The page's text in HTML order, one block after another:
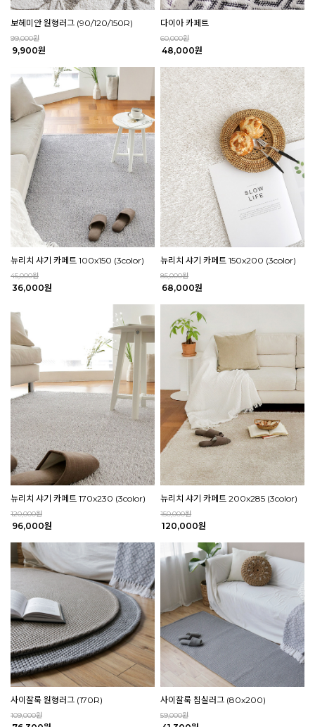
보헤미안 원형러그 (90/120/150R)
99,000원
9,900원
다이아 카페트
60,000원
48,000원
뉴리치 샤기 카페트 100x150 (3color)
45,000원
36,000원
뉴리치 샤기 카페트 150x200 (3color)
85,000원
68,000원
뉴리치 샤기 카페트 170x230 (3color)
120,000원
96,000원
뉴리치 샤기 카페트 200x285 (3color)
150,000원
120,000원
사이잘룩 원형러그 (170R)
109,000원
사이잘룩 침실러그 (80x200)
59,000원